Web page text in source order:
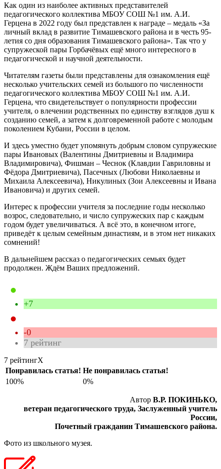
Как один из наиболее активных представителей
педагогического коллектива МБОУ СОШ №1 им. А.И.
Герцена в 2022 году был представлен к награде – медаль «За
личный вклад в развитие Тимашевского района и в честь 95-
летия со дня образования Тимашевского района». Так что у
супружеской пары Горбачёвых ещё много интересного в
педагогической и научной деятельности.
Читателям газеты были представлены для ознакомления ещё
несколько учительских семей из большого по численности
педагогического коллектива МБОУ СОШ №1 им. А.И.
Герцена, что свидетельствует о популярности профессии
учителя, о влечении родственных по единству взглядов душ к
созданию семей, а затем к долговременной работе с молодым
поколением Кубани, России в целом.
И здесь уместно будет упомянуть добрым словом супружеские
пары Ивановых (Валентины Дмитриевны и Владимира
Владимировича), Фишман – Чеснок (Клавдии Гавриловны и
Фёдора Дмитриевича), Пасечных (Любови Николаевны и
Михаила Алексеевича), Никулиных (Зои Алексеевны и Ивана
Ивановича) и других семей.
Интерес к профессии учителя за последние годы несколько
возрос, следовательно, и число супружеских пар с каждым
годом будет увеличиваться. А всё это, в конечном итоге,
приведёт к целым семейным династиям, и в этом нет никаких
сомнений!
В дальнейшем рассказ о педагогических семьях будет
продолжен. Ждём Ваших предложений.
+7
-0
7 рейтинг
7 рейтингX
Понравилась статья! Не понравилась статья!
100%
0%
Автор В.Р. ПОКИНЬКО,
ветеран педагогического труда, Заслуженный учитель
России,
Почетный гражданин Тимашевского района.
Фото из школьного музея.